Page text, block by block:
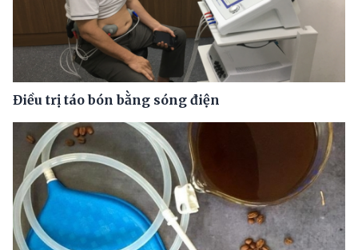
Điều trị táo bón bằng sóng điện